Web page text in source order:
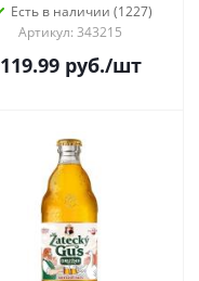
Есть в наличии (1227)
Артикул: 343215
119.99руб./шт